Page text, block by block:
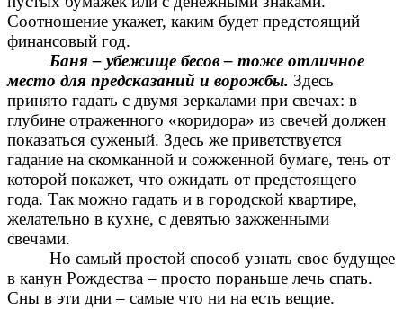
Соотношение укажет, каким будет предстоящий
финансовый год.
Баня – убежище бесов – тоже отличное
место для предсказаний и ворожбы. Здесь
принято гадать с двумя зеркалами при свечах: в
глубине отраженного «коридора» из свечей должен
показаться суженый. Здесь же приветствуется
гадание на скомканной и сожженной бумаге, тень от
которой покажет, что ожидать от предстоящего
года. Так можно гадать и в городской квартире,
желательно в кухне, с девятью зажженными
свечами.
Но самый простой способ узнать свое будущее
в канун Рождества – просто пораньше лечь спать.
Сны в эти дни – самые что ни на есть вещие.